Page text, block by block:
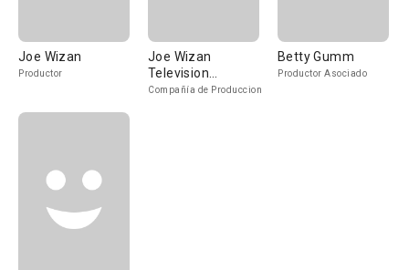
Joe Wizan
Productor
Joe Wizan
Television
Productions
Compañía de Produccion
Betty Gumm
Productor Asociado